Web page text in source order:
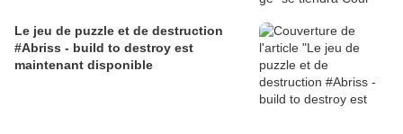
Le jeu de puzzle et de destruction
#Abriss - build to destroy est
maintenant disponible